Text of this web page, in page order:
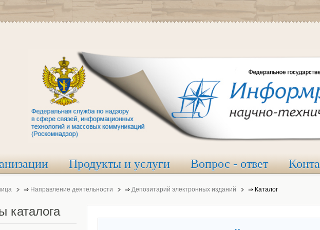
Продукты и услуги Вопрос - ответ
⇒ Направление деятельности ⇒ Депозитарий электронных изданий ⇒ Каталог
каталога